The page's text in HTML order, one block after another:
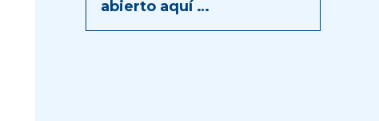
abierto aquí …